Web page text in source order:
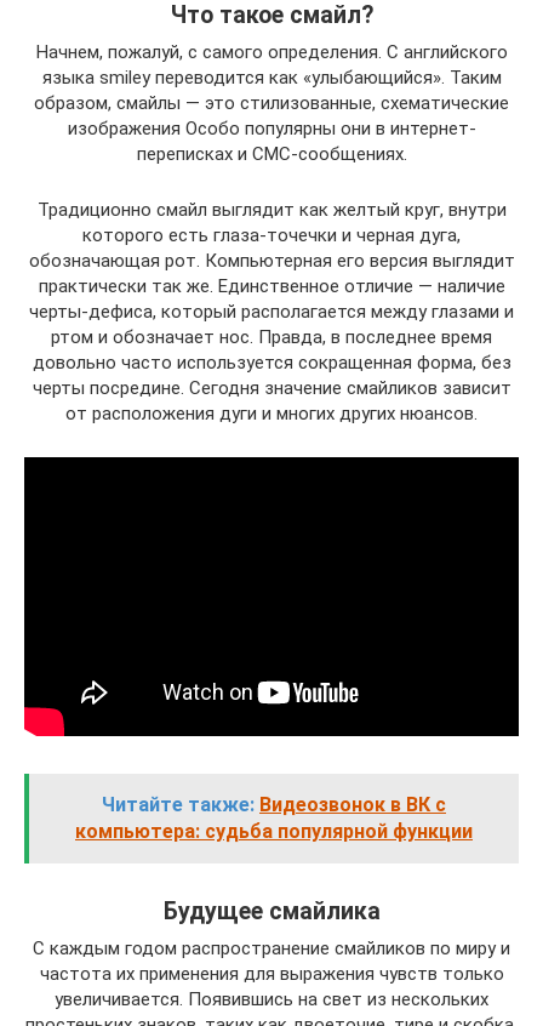
Что такое смайл?
Начнем, пожалуй, с самого определения. С английского
языка smiley переводится как «улыбающийся». Таким
образом, смайлы — это стилизованные, схематические
изображения Особо популярны они в интернет-
переписках и СМС-сообщениях.
Традиционно смайл выглядит как желтый круг, внутри
которого есть глаза-точечки и черная дуга,
обозначающая рот. Компьютерная его версия выглядит
практически так же. Единственное отличие — наличие
черты-дефиса, который располагается между глазами и
ртом и обозначает нос. Правда, в последнее время
довольно часто используется сокращенная форма, без
черты посредине. Сегодня значение смайликов зависит
от расположения дуги и многих других нюансов.
Читайте также: Видеозвонок в ВК с
компьютера: судьба популярной функции
Будущее смайлика
С каждым годом распространение смайликов по миру и
частота их применения для выражения чувств только
увеличивается. Появившись на свет из нескольких